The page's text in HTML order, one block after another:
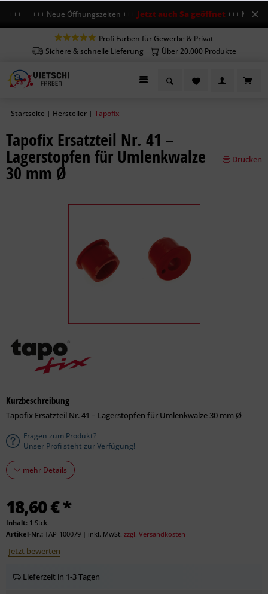
+++ +++ Neue Öffnungszeiten +++Jetzt auch Sa geöffnet+++ Mo-Fr 7-
Profi Farben für Gewerbe & Privat
Sichere & schnelle Lieferung
Über 20.000 Produkte
Startseite | Hersteller | Tapofix
Tapofix Ersatzteil Nr. 41 –
Lagerstopfen für Umlenkwalze
30 mm Ø
Drucken
Kurzbeschreibung
Tapofix Ersatzteil Nr. 41 – Lagerstopfen für Umlenkwalze 30 mm Ø
Fragen zum Produkt?
Unser Profi steht zur Verfügung!
mehr Details
18,60 € *
Inhalt: 1 Stck.
Artikel-Nr.: TAP-100079 | inkl. MwSt. zzgl. Versandkosten
Jetzt bewerten
Lieferzeit in 1-3 Tagen